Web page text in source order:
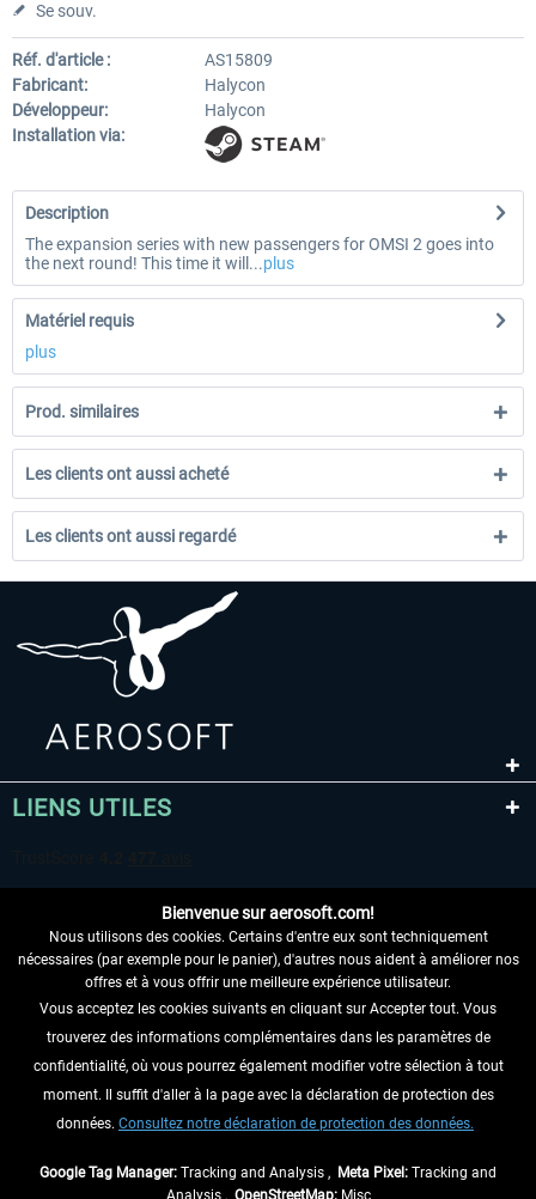
Se souv.
Réf. d'article :
AS15809
Fabricant:
Halycon
Développeur:
Halycon
Installation via:
Description
The expansion series with new passengers for OMSI 2 goes into
the next round! This time it will...plus
Matériel requis
plus
Prod. similaires
Les clients ont aussi acheté
Les clients ont aussi regardé
LIENS UTILES
RENONCER AU CONTRAT ICI
INFORMATIONS
NE MANQUEZ PAS LES DERNIÈRES
Bienvenue sur aerosoft.com!
Nous utilisons des cookies. Certains d'entre eux sont techniquement
nécessaires (par exemple pour le panier), d'autres nous aident à améliorer nos
offres et à vous offrir une meilleure expérience utilisateur.
Vous acceptez les cookies suivants en cliquant sur Accepter tout. Vous
trouverez des informations complémentaires dans les paramètres de
confidentialité, où vous pourrez également modifier votre sélection à tout
moment. Il suffit d'aller à la page avec la déclaration de protection des
données. Consultez notre déclaration de protection des données.
Google Tag Manager: Tracking and Analysis , Meta Pixel: Tracking and
Analysis , OpenStreetMap:Misc